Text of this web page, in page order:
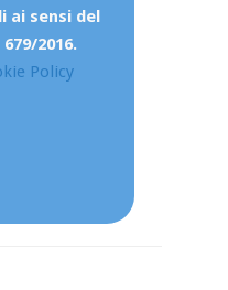
ai sensi del
2016.
Policy